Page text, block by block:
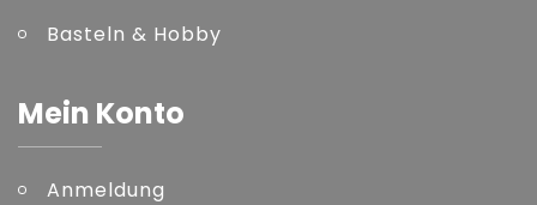
Basteln & Hobby
Mein Konto
Anmeldung